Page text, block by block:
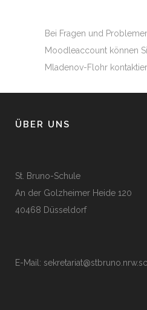
Bei Fragen und
Moodleaccount können
Mladenov-Flohr
ÜBER UNS
St. Bruno-Schule
An der Golzheimer Heide 120
40468 Düsseldorf
E-Mail: